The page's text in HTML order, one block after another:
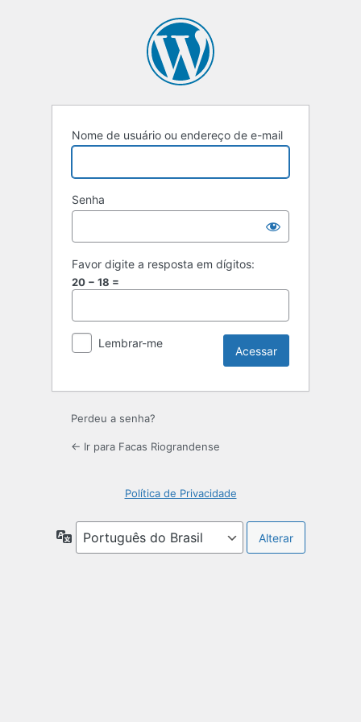
Nome de usuário ou endereço de e-mail
Senha
Favor digite a resposta em dígitos:
20 − 18 =
Lembrar-me
Perdeu a senha?
← Ir para Facas Riograndense
Política de Privacidade
Idioma